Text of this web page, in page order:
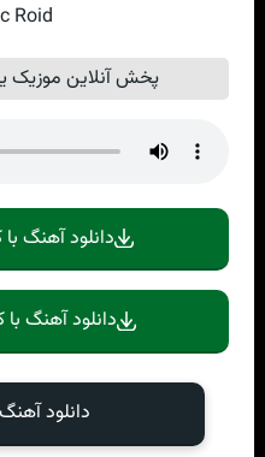
Roid
پخش آنلاین موزیک
دانلود آهنگ با
دانلود آهنگ با
دانلود